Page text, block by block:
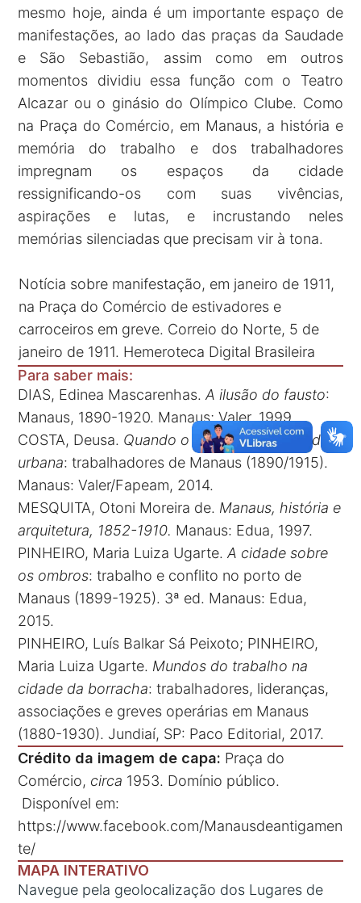
mesmo hoje, ainda é um importante espaço de
manifestações, ao lado das praças da Saudade
e São Sebastião, assim como em outros
momentos dividiu essa função com o Teatro
Alcazar ou o ginásio do Olímpico Clube. Como
na Praça do Comércio, em Manaus, a história e
memória do trabalho e dos trabalhadores
impregnam os espaços da cidade
ressignificando-os com suas vivências,
aspirações e lutas, e incrustando neles
memórias silenciadas que precisam vir à tona.
Notícia sobre manifestação, em janeiro de 1911,
na Praça do Comércio de estivadores e
carroceiros em greve. Correio do Norte, 5 de
janeiro de 1911. Hemeroteca Digital Brasileira
Para saber mais:
DIAS, Edinea Mascarenhas.A ilusão do fausto:
Manaus, 1890-1920. Manaus; Valer, 1999.
COSTA, Deusa. Quando o viver ameaça a ordem
urbana: trabalhadores de Manaus (1890/1915).
Manaus: Valer/Fapeam, 2014.
MESQUITA, Otoni Moreira de. Manaus, história e
arquitetura, 1852-1910. Manaus: Edua, 1997.
PINHEIRO, Maria Luiza Ugarte.A cidade sobre
os ombros: trabalho e conflito no porto de
Manaus (1899-1925). 3ª ed. Manaus: Edua,
2015.
PINHEIRO, Luís Balkar Sá Peixoto; PINHEIRO,
Maria Luiza Ugarte. Mundos do trabalho na
cidade da borracha: trabalhadores, lideranças,
associações e greves operárias em Manaus
(1880-1930). Jundiaí, SP: Paco Editorial, 2017.
Crédito da imagem de capa: Praça do
Comércio, circa 1953. Domínio público.
Disponível em:
https://www.facebook.com/Manausdeantigamen
te/
MAPA INTERATIVO
Navegue pela geolocalização dos Lugares de